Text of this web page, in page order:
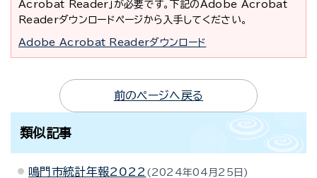
Acrobat Reader」が必要です。下記のAdobe Acrobat
Readerダウンロードページから入手してください。
Adobe Acrobat Readerダウンロード
前のページへ戻る
類似記事
鳴門市統計年報2022 2024年04月25日